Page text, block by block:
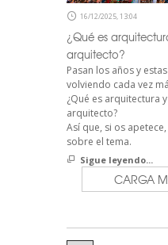
16/12/2025, 13:04
¿Qué es
arquitecto?
Pasan los años y
volviendo cada vez
¿Qué es arquitectura
arquitecto?
Así que, si os
sobre el tema.
Sigue leyendo...
CARGA